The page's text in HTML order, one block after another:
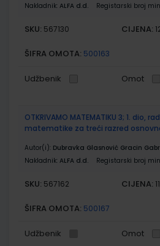
Nakladnik: ALFA d.d. Registarski broj
SKU: 567130 CIJENA:
ŠIFRA OMOTA: 500163
Udžbenik Omot
OTKRIVAMO MATEMATIKU 3; 1. dio,
matematike za treći razred
Autor(i): Dubravka Glasnović Gracin
Nakladnik: ALFA d.d. Registarski broj
SKU: 567162 CIJENA:
ŠIFRA OMOTA: 500167
Udžbenik Omot